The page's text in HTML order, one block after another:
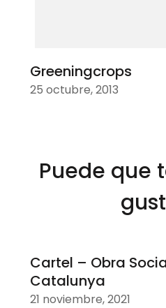
Greeningcrops
25 octubre, 2013
Puede que
Cartel – Obra
Catalunya
21 noviembre, 2021